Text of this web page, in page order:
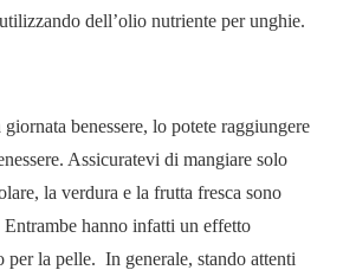
dell’olio nutriente per unghie.
benessere, lo potete raggiungere
Assicuratevi di mangiare solo
la verdura e la frutta fresca sono
Entrambe hanno infatti un effetto
per la pelle. In generale, stando attenti